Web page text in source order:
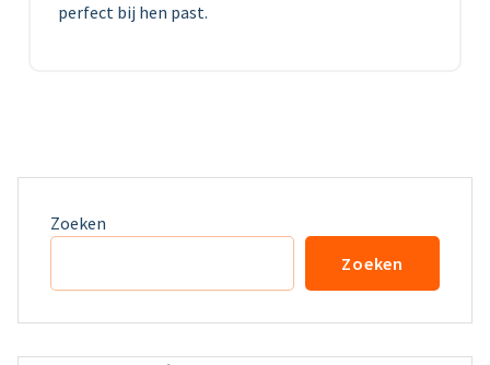
perfect bij hen past.
Zoeken
Zoeken